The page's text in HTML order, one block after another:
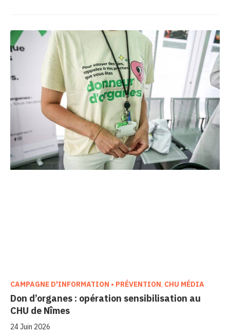
l’excellence clinique et scientifique de l’établissement.
Ce projet représente un investissement de 9,5 millions
d’euros pour l’acquisition et l’installation de
l’équipement au cœur même du pôle régional de
cancérologie.
Don d’organes : opération sensibilisation au
CHU de Nîmes
24 Juin 2026
CAMPAGNE D'INFORMATION • PRÉVENTION, CHU MÉDIA